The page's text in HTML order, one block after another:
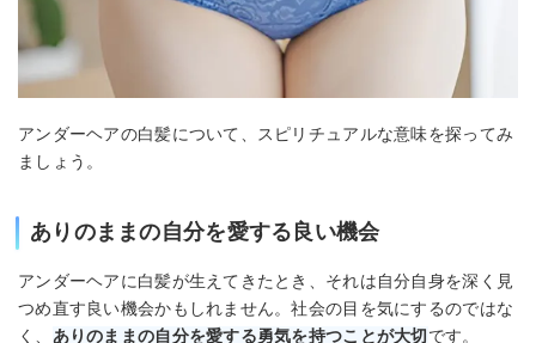
アンダーヘアの白髪について、スピリチュアルな意味を探ってみ
ましょう。
ありのままの自分を愛する良い機会
アンダーヘアに白髪が生えてきたとき、それは自分自身を深く見
つめ直す良い機会かもしれません。社会の目を気にするのではな
く、 ありのままの自分を愛する勇気を持つことが大切です。